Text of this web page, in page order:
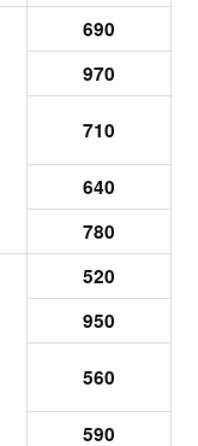
690
970
710
640
780
520
950
560
590